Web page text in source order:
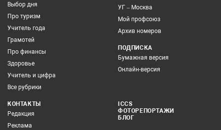
Выбор дня
Про туризм
Учитель года
Грамотей
Про финансы
Здоровье
Учитель и цифра
Все рубрики
УГ – Москва
Мой профсоюз
Архив номеров
ПОДПИСКА
Бумажная версия
Онлайн-версия
КОНТАКТЫ
Редакция
Реклама
ICCS
ФОТОРЕПОРТАЖИ
БЛОГ